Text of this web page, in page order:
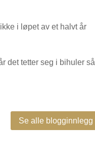
i løpet av et halvt år
det tetter seg i bihuler så
Se alle blogginnlegg